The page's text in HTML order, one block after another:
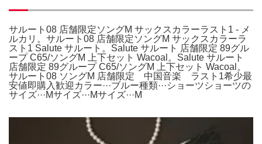
サルート08 店舗限定ソングM サックスカラーラスト1 - メ
ルカリ。サルート08 店舗限定ソングM サックスカラーラ
スト1 Salute サルート。Salute サルート 店舗限定 89グル
ープ C65/ソングM 上下セット Wacoal。Salute サルート
店舗限定 89グループ C65/ソングM 上下セット Wacoal。
サルート08 ソングM 店舗限定 中国音楽 ラスト1希少最
安値即購入歓迎カラー···ブルー種類···ショーツショーツの
サイズ···Mサイズ···Mサイズ···M